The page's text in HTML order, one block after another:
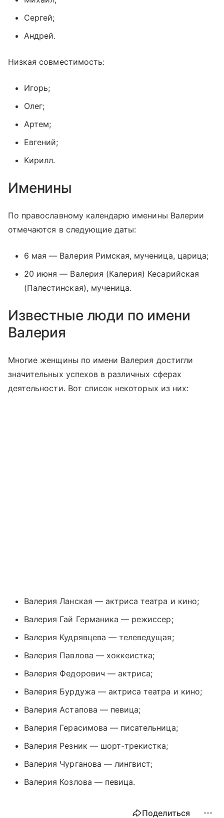
Сергей;
Андрей.
Низкая совместимость:
Игорь;
Олег;
Артем;
Евгений;
Кирилл.
Именины
По православному календарю именины Валерии
отмечаются в следующие даты:
6 мая — Валерия Римская, мученица, царица;
20 июня — Валерия (Калерия) Кесарийская
(Палестинская), мученица.
Известные люди по имени
Валерия
Многие женщины по имени Валерия достигли
значительных успехов в различных сферах
деятельности. Вот список некоторых из них:
Валерия Ланская — актриса театра и кино;
Валерия Гай Германика — режиссер;
Валерия Кудрявцева — телеведущая;
Валерия Павлова — хоккеистка;
Валерия Федорович — актриса;
Валерия Бурдужа — актриса театра и кино;
Валерия Астапова — певица;
Валерия Герасимова — писательница;
Валерия Резник — шорт-трекистка;
Валерия Чурганова — лингвист;
Валерия Козлова — певица.
Поделиться